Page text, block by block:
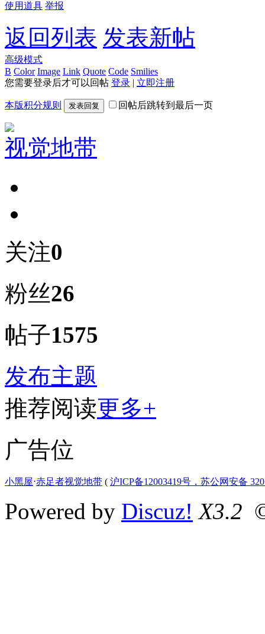
使用道具 举报
返回列表 发表新帖
高级模式
B Color Image Link Quote Code Smilies
您需要登录后才可以回帖 登录 | 立即注册
本版积分规则 发表回复 回帖后跳转到最后一页
视觉地带
关注0
粉丝26
帖子1575
发布主题
推荐阅读更多+
广告位
小黑屋⋅赤足者视觉地带 ( 沪ICP备12003419号，苏公网安备
Powered by Discuz! X3.2